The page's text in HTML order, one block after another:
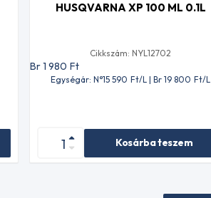
HUSQVARNA XP 100 ML 0.1L
Cikkszám: NYL12702
Br 1 980 Ft
Egységár: N°15 590 Ft/L | Br 19 800 Ft/L
Kosárba teszem